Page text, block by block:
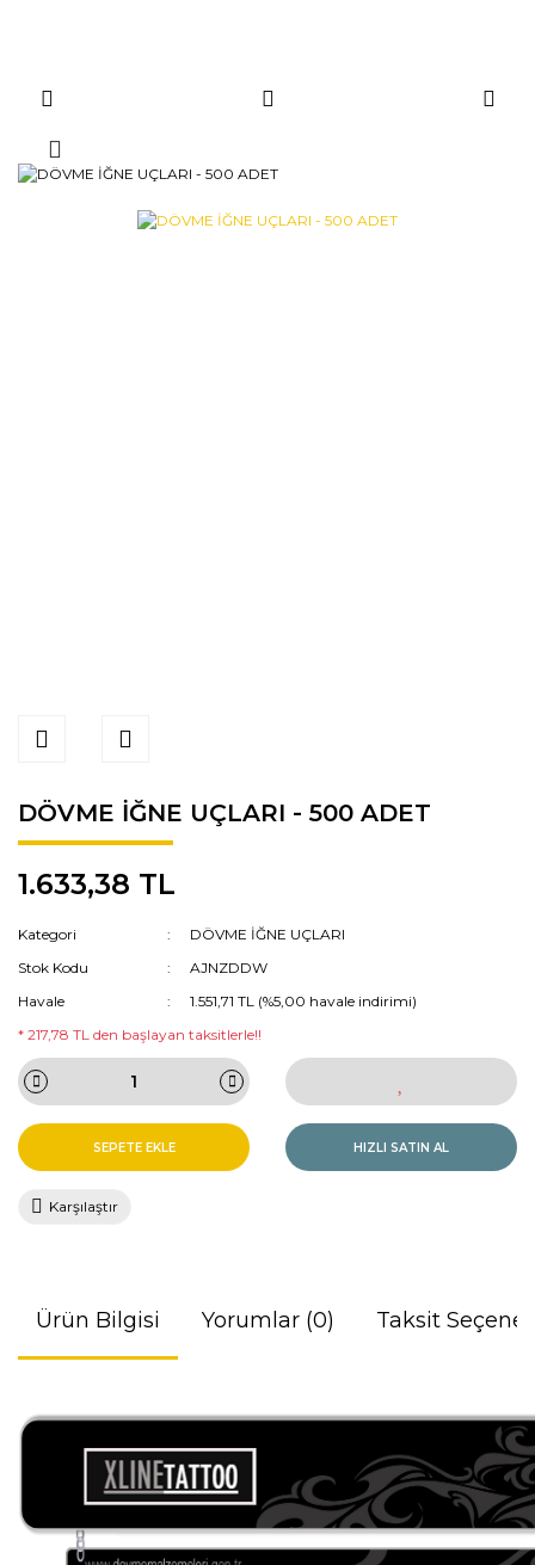
DÖVME İĞNE UÇLARI - 500 ADET
1.633,38 TL
Kategori
DÖVME İĞNE UÇLARI
Stok Kodu
AJNZDDW
Havale
1.551,71 TL (%5,00 havale indirimi)
* 217,78 TL den başlayan taksitlerle!!
SEPETE EKLE HIZLI SATIN AL
Karşılaştır
Ürün Bilgisi Yorumlar (0) Taksit